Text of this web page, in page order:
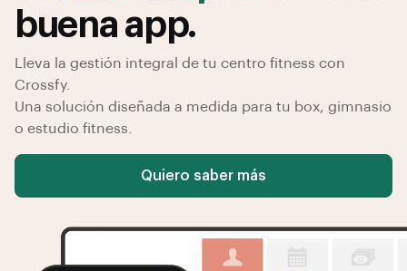
buena app.
Lleva la gestión integral de tu centro fitness con
Crossfy.
Una solución diseñada a medida para tu box, gimnasio
o estudio fitness.
Quiero saber más